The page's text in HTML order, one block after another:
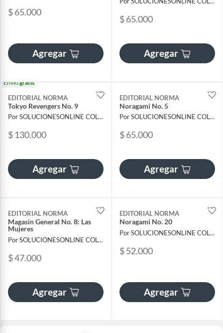
$ 65.000
Agregar
$ 65.000
Agregar
Envíogratis
EDITORIAL NORMA
Tokyo Revengers No. 9
Por SOLUCIONESONLINE COLOMBIA SAS
$ 130.000
Agregar
EDITORIAL NORMA
Noragami No. 5
Por SOLUCIONESONLINE COLOMBIA SAS
$ 65.000
Agregar
EDITORIAL NORMA
Magasin General No. 8: Las
Mujeres
Por SOLUCIONESONLINE COLOMBIA SAS
$ 47.000
Agregar
EDITORIAL NORMA
Noragami No. 20
Por SOLUCIONESONLINE COLOMBIA SAS
$ 52.000
Agregar